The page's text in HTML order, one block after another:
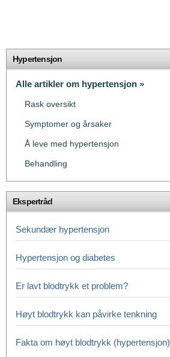
Hypertensjon
Alle artikler om hypertensjon »
Rask oversikt
Symptomer og årsaker
Å leve med hypertensjon
Behandling
Ekspertråd
Sekundær hypertensjon
Hypertensjon og diabetes
Er lavt blodtrykk et problem?
Høyt blodtrykk kan påvirke tenkning
Fakta om høyt blodtrykk (hypertensjon)